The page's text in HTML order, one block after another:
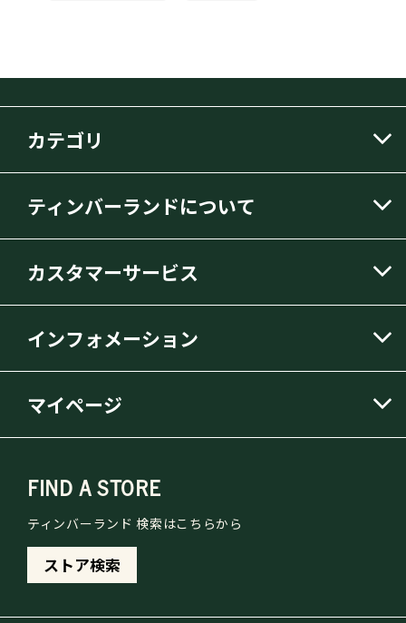
カテゴリ
ティンバーランドについて
カスタマーサービス
インフォメーション
マイページ
FIND A STORE
ティンバーランド 検索はこちらから
ストア検索